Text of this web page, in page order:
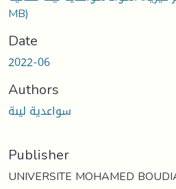
MB)
Date
2022-06
Authors
سواعدية ليىة
Publisher
UNIVERSITE MOHAMED